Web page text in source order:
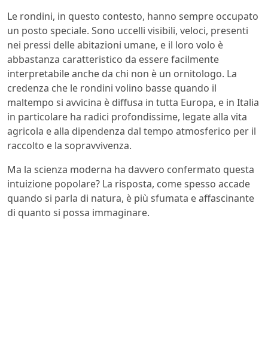
Le rondini, in questo contesto, hanno sempre occupato
un posto speciale. Sono uccelli visibili, veloci, presenti
nei pressi delle abitazioni umane, e il loro volo è
abbastanza caratteristico da essere facilmente
interpretabile anche da chi non è un ornitologo. La
credenza che le rondini volino basse quando il
maltempo si avvicina è diffusa in tutta Europa, e in Italia
in particolare ha radici profondissime, legate alla vita
agricola e alla dipendenza dal tempo atmosferico per il
raccolto e la sopravvivenza.
Ma la scienza moderna ha davvero confermato questa
intuizione popolare? La risposta, come spesso accade
quando si parla di natura, è più sfumata e affascinante
di quanto si possa immaginare.